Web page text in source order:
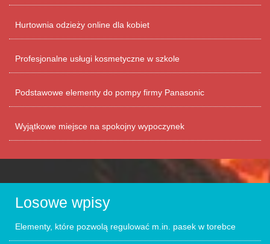
Hurtownia odzieży online dla kobiet
Profesjonalne usługi kosmetyczne w szkole
Podstawowe elementy do pompy firmy Panasonic
Wyjątkowe miejsce na spokojny wypoczynek
Losowe wpisy
Elementy, które pozwolą regulować m.in. pasek w torebce